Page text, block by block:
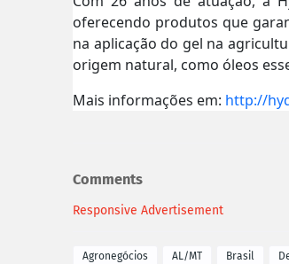
oferecendo produtos que
na aplicação do gel na
origem natural, como óleos
Mais informações em: http://
Comments
Responsive Advertisement
Agronegócios AL/MT Brasil